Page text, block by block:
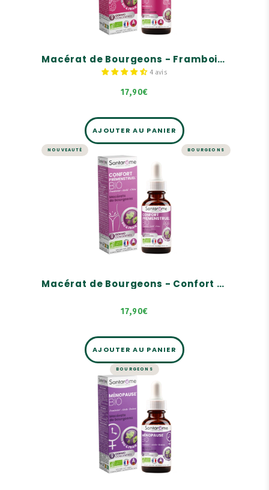
Macérat de Bourgeons - Framboisier Bio
4 avis
17,90€
Il fait partie des bases de la gemmo.
Nos bourgeons sont garantis FRAIS, BIO,
SAUVAGES et cueillis à la MAIN en France.
AJOUTER AU PANIER
NOUVEAUTÉ BOURGEONS
Macérat de Bourgeons - Confort prémenstruel Bio
17,90€
BOURGEONS
Macérat de Bourgeons -
Confort prémenstruel Bio
Gemmo concentrée
40 ans de savoir-faire
Bourgeons Bio, frais & origine France
AJOUTER AU PANIER
BOURGEONS
BOURGEONS
Macérat de Bourgeons -
Ménopause Bio
TRI-COMPLEXE de bourgeons Bio : Framboisier,
Airelle, Bouleau.
Le FRAMBOISIER aide à mieux supporter la
période de la ménopause.
Nos bourgeons sont garantis FRAIS, BIO,